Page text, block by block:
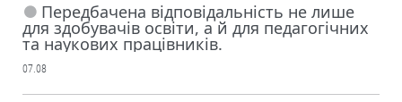
Передбачена відповідальність не лише
для здобувачів освіти, а й для педагогічних
та наукових працівників.
07.08